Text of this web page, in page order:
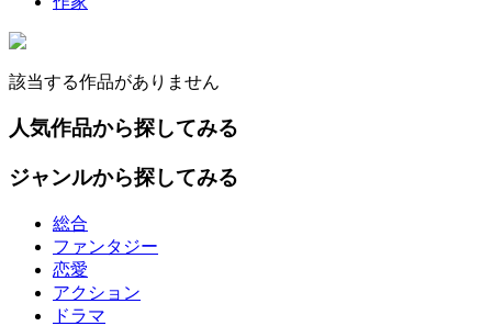
該当する作品がありません
人気作品から探してみる
ジャンルから探してみる
総合
ファンタジー
恋愛
アクション
ドラマ